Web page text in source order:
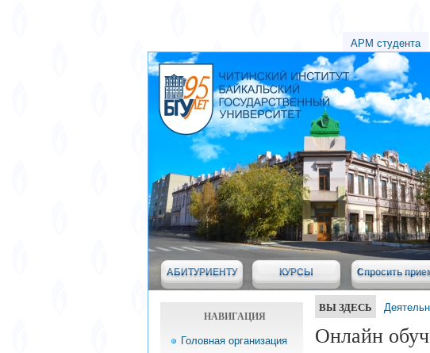
АРМ студента
АБИТУРИЕНТУ КУРСЫ Спросить
НАВИГАЦИЯ
Головная организация
ВЫ ЗДЕСЬ
Онлайн